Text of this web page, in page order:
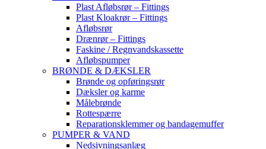
Plast Afløbsrør – Fittings
Plast Kloakrør – Fittings
Afløbsrør
Drænrør – Fittings
Faskine / Regnvandskassette
Afløbspumper
BRØNDE & DÆKSLER
Brønde og opføringsrør
Dæksler og karme
Målebrønde
Rottespærre
Reparationsklemmer og bandagemuffer
PUMPER & VAND
Nedsivningsanlæg